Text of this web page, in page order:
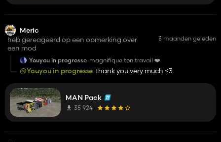
Meric
heb gereageerd op een opmerking over
een mod
3 maanden geleden
Youyou in progresse magnifique ton travail ❤️
@Youyou in progresse thank you very much <3
MAN Pack
35 924